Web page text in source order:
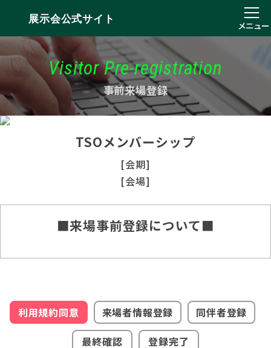
展示会公式サイト
メニュー
Visitor Pre-registration
事前来場登録
TSOメンバーシップ
[会期]
[会場]
■来場事前登録について■
利用規約同意 来場者情報登録
同伴者登録
最終確認
登録完了